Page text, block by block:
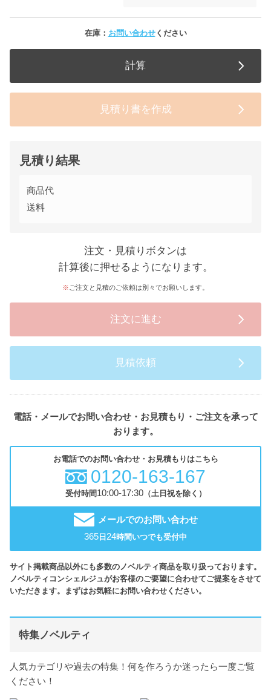
在庫： お問い合わせください
計算
見積り書を作成
見積り結果
商品代
送料
注文・見積りボタンは
計算後に押せるようになります。
ご注文と見積のご依頼は別々でお願いします。
注文に進む
見積依頼
電話・メールでお問い合わせ・お見積もり・ご注文を承って
おります。
お電話でのお問い合わせ・お見積もりはこちら
0120-163-167
受付時間10:00-17:30（土日祝を除く）
メールでのお問い合わせ
365日24時間いつでも受付中
サイト掲載商品以外にも多数のノベルティ商品を取り扱っております。
ノベルティコンシェルジュがお客様のご要望に合わせてご提案をさせて
いただきます。まずはお気軽にお問い合わせください。
特集ノベルティ
人気カテゴリや過去の特集！何を作ろうか迷ったら一度ご覧
ください！